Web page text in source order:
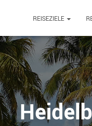
REISEZIELE